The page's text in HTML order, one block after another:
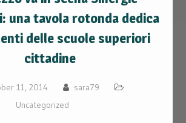
una tavola rotonda dedica
delle scuole superiori
cittadine
11, 2014
sara79
Uncategorized